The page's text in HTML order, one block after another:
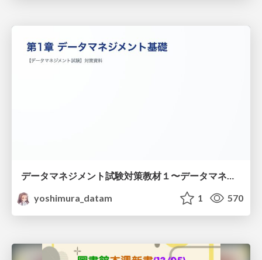
データマネジメント試験対策教材１〜データマネジメント基礎〜
yoshimura_datam
1 570